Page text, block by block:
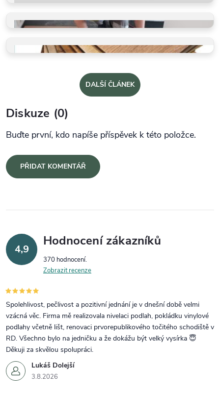
Více než schody a vinyl
Takto je děláme v BUKOMĚ
DALŠÍ ČLÁNEK
Diskuze (0)
Buďte první, kdo napíše příspěvek k této položce.
PŘIDAT KOMENTÁŘ
4,9
Hodnocení zákazníků
370 hodnocení
Zobrazit recenze
Lukáš Dolejší
3.8.2026
Spolehlivost, pečlivost a pozitivní jednání je v dnešní době velmi
vzácná věc. Firma mě realizovala nivelaci podlah, pokládku vinylové
podlahy včetně lišt, renovaci prvorepublikového točitého schodiště v
RD. Všechno bylo na jedničku a že dokážu být velký vysírka 😇
Děkuji za skvělou spolupráci.